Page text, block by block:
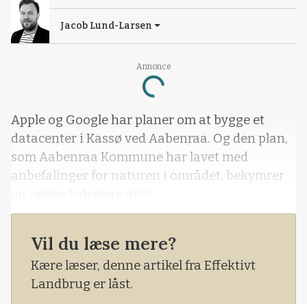
Annonce
Loading...
Jacob Lund-Larsen
Apple og Google har planer om at bygge et
datacenter i Kassø ved Aabenraa. Og den plan,
som Aabenraa Kommune har lavet med
anbefalinger for naturen i området, bekymrer
Vil du læse mere?
Kære læser, denne artikel fra Effektivt
Landbrug er låst.